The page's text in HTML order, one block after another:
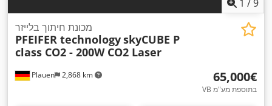
1 /9
Plauen 2,868 km
מכונת חיתוך בלייזר
PFEIFER technologyskyCUBE P
class CO2 - 200W CO2 Laser
‏65,000 ‏€
VB בתוספת מע"מ